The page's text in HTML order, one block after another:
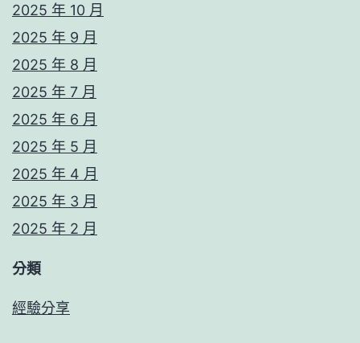
2025 年 10 月
2025 年 9 月
2025 年 8 月
2025 年 7 月
2025 年 6 月
2025 年 5 月
2025 年 4 月
2025 年 3 月
2025 年 2 月
分類
經驗分享